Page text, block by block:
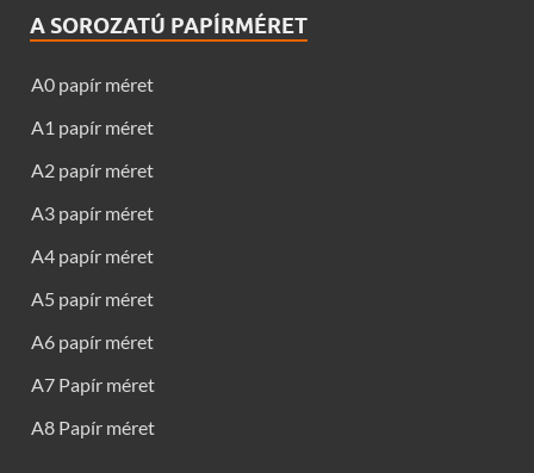
A SOROZATÚ PAPÍRMÉRET
A0 papír méret
A1 papír méret
A2 papír méret
A3 papír méret
A4 papír méret
A5 papír méret
A6 papír méret
A7 Papír méret
A8 Papír méret